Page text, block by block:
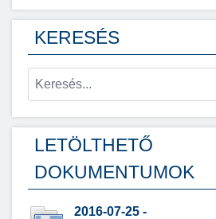
KERESÉS
LETÖLTHETŐ
DOKUMENTUMOK
2016-07-25 -